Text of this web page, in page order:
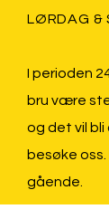
LØRDAG &
I perioden
bru være
og det vil bli
besøke
gående.